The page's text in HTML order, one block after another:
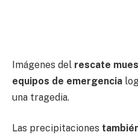
Imágenes del rescate
equipos de emergencia
una tragedia.
Las precipitaciones